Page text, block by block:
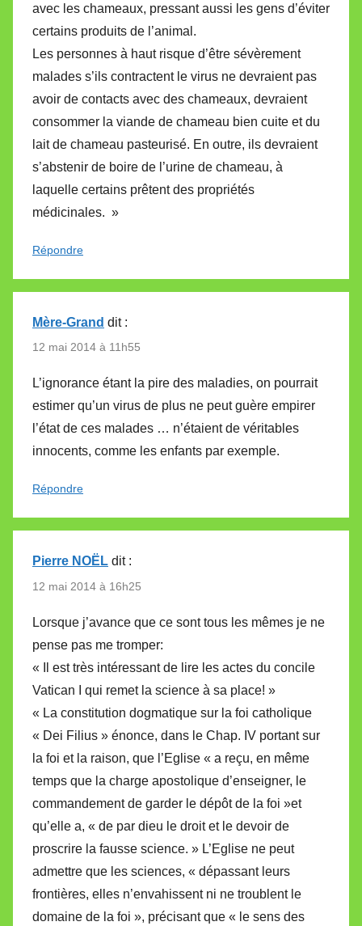
avec les chameaux, pressant aussi les gens d’éviter
certains produits de l’animal.
Les personnes à haut risque d’être sévèrement
malades s’ils contractent le virus ne devraient pas
avoir de contacts avec des chameaux, devraient
consommer la viande de chameau bien cuite et du
lait de chameau pasteurisé. En outre, ils devraient
s’abstenir de boire de l’urine de chameau, à
laquelle certains prêtent des propriétés
médicinales. »
Répondre
Mère-Grand dit :
12 mai 2014 à 11h55
L’ignorance étant la pire des maladies, on pourrait
estimer qu’un virus de plus ne peut guère empirer
l’état de ces malades … n’étaient de véritables
innocents, comme les enfants par exemple.
Répondre
Pierre NOËL dit :
12 mai 2014 à 16h25
Lorsque j’avance que ce sont tous les mêmes je ne
pense pas me tromper:
« Il est très intéressant de lire les actes du concile
Vatican I qui remet la science à sa place! »
« La constitution dogmatique sur la foi catholique
« Dei Filius » énonce, dans le Chap. IV portant sur
la foi et la raison, que l’Eglise « a reçu, en même
temps que la charge apostolique d’enseigner, le
commandement de garder le dépôt de la foi »et
qu’elle a, « de par dieu le droit et le devoir de
proscrire la fausse science. » L’Eglise ne peut
admettre que les sciences, « dépassant leurs
frontières, elles n’envahissent ni ne troublent le
domaine de la foi », précisant que « le sens des